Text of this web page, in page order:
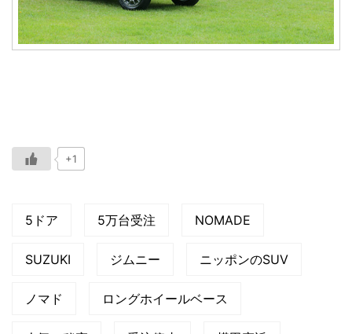
+1
5ドア 5万台受注 NOMADE
SUZUKI ジムニー ニッポンのSUV
ノマド ロングホイールベース